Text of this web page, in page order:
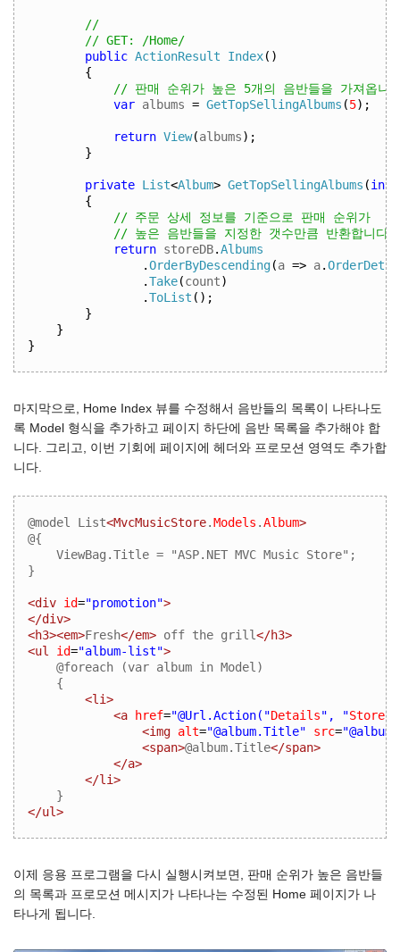
//
// GET: /Home/
public ActionResult Index()
{
// 판매 순위가 높은 5개의 음반들을 가져옵니
var albums = GetTopSellingAlbums (5);
return View(albums);
}
private List<Album> GetTopSellingAlbums (int
{
// 주문 상세 정보를 기준으로 판매 순위가
// 높은 음반들을 지정한 갯수만큼 반환합니다.
return storeDB.Albums
.OrderByDescending(a => a.
.Take(count)
.ToList ();
}
}
}
마지막으로, Home Index 뷰를 수정해서 음반들의 목록이 나타나도
록 Model 형식을 추가하고 페이지 하단에 음반 목록을 추가해야 합
니다. 그리고, 이번 기회에 페이지에 헤더와 프로모션 영역도 추가합
니다.
@model List<MvcMusicStore.Models .Album>
@{
    ViewBag.Title = "ASP.NET MVC Music Store";
}
<div id="promotion">
</div>
<h3><em>Fresh</em> off the grill</h3>
<ul
id="album-list">
@foreach (var album in Model)
{
<li>
<a
href="@Url.Action("Details", "Store",
<img alt="@album.Title" src=
<span>@album.Title</span>
</a>
</li>
}
</ul>
이제 응용 프로그램을 다시 실행시켜보면, 판매 순위가 높은 음반들
의 목록과 프로모션 메시지가 나타나는 수정된 Home 페이지가 나
타나게 됩니다.